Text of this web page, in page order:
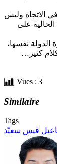
الاتجاه وليس
على
نفسها،
كثير…
Vues : 3
Similaire
Tags
قيس سعيّد